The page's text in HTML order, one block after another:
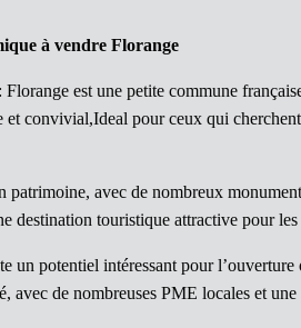
à vendre Florange
: Florange est une petite commune
convivial,Ideal pour ceux qui
avec de nombreux
destination touristique attractive pour
un potentiel intéressant pour
de nombreuses PME locales et